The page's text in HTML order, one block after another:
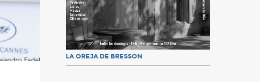
LA OREJA DE BRESSON